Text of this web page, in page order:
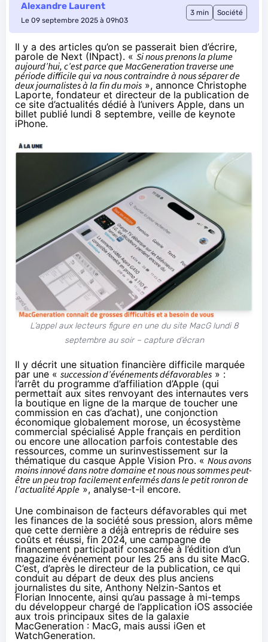
Alexandre Laurent
Le 09 septembre 2025 à 09h03
3 min Société
Il y a des articles qu’on se passerait bien d’écrire,
parole de Next (INpact). «Si nous prenons la plume
aujourd’hui, c’est parce que MacGeneration traverse une
période difficile qui va nous contraindre à nous séparer de
deux journalistes à la fin du mois », annonce Christophe
Laporte, fondateur et directeur de la publication de
ce site d’actualités dédié à l’univers Apple, dans un
billet publié lundi 8 septembre, veille de keynote
iPhone.
L’appel aux lecteurs figure en une du site MacG lundi 8
septembre au soir – capture d’écran
Il y décrit une situation financière difficile marquée
par une « succession d’événements défavorables » :
l’arrêt du programme d’affiliation d’Apple (qui
permettait aux sites renvoyant des internautes vers
la boutique en ligne de la marque de toucher une
commission en cas d’achat), une conjonction
économique globalement morose, un écosystème
commercial spécialisé Apple français en perdition
ou encore une allocation parfois contestable des
ressources, comme un surinvestissement sur la
thématique du casque Apple Vision Pro. « Nous avons
moins innové dans notre domaine et nous nous sommes peut-
être un peu trop facilement enfermés dans le petit ronron de
l’actualité Apple », analyse-t-il encore.
Une combinaison de facteurs défavorables qui met
les finances de la société sous pression, alors même
que cette dernière a déjà entrepris de réduire ses
coûts et réussi, fin 2024, une campagne de
financement participatif consacrée à l’édition d’un
magazine événement pour les 25 ans du site MacG.
C’est, d’après le directeur de la publication, ce qui
conduit au départ de deux des plus anciens
journalistes du site, Anthony Nelzin-Santos et
Florian Innocente, ainsi qu’au passage à mi-temps
du développeur chargé de l’application iOS associée
aux trois principaux sites de la galaxie
MacGeneration : MacG, mais aussi iGen et
WatchGeneration.